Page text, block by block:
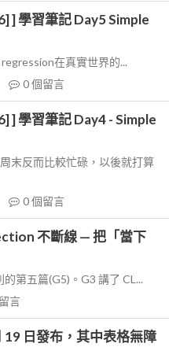
] 學習筆記 Day5 Simple
在真實世界的...
0個留言
] 學習筆記 Day4 - Simple
末反而比較忙碌，以後就打算
0個留言
不斷線 — 把「當下
第五篇(G5)。G3 講了 CL...
言
日發布，其中表格無障